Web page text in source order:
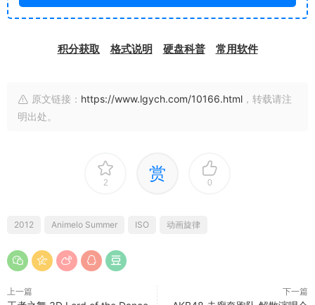
积分获取 格式说明 硬盘科普 常用软件
原文链接： https://www.lgych.com/10166.html ，转载请注
明出处。
2 赏 0
2012 Animelo Summer ISO 动画旋律
上一篇 下一篇